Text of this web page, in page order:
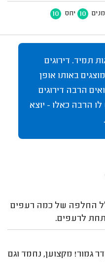
10 יחס 10
תמיד. דירוגים
באותו אופן
הרבה דירוגים
לו הרבה כאלו - יוצא
החלפה של כמה רעפים
לרעפים.
גמור! מקצוען, נחמד וגם